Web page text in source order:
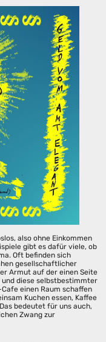
also ohne Einkommen
gibt es dafür viele, ob
Oft befinden sich
gesellschaftlicher
Armut auf der einen Seite
diese selbstbestimmter
einen Raum schaffen
Kuchen essen, Kaffee
bedeutet für uns auch,
Zwang zur